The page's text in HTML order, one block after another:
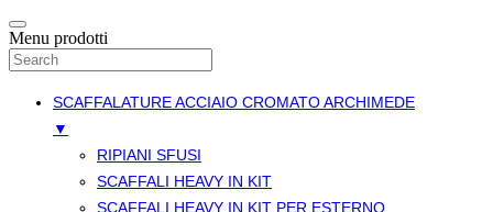
Menu prodotti
SCAFFALATURE ACCIAIO CROMATO ARCHIMEDE
▼
RIPIANI SFUSI
SCAFFALI HEAVY IN KIT
SCAFFALI HEAVY IN KIT PER ESTERNO